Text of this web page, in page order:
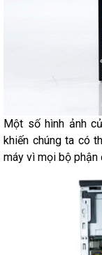
Một số hình ảnh
khiến chúng ta có
máy vì mọi bộ